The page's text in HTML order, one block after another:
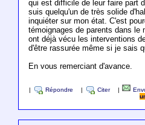
qui est difficile de leur faire part
suis quelqu'un de très solide
inquiéter sur mon état. C'est
témoignages de parents dans le
ont déjà vécu les interventions
d'être rassurée même si je sais
En vous remerciant d'avance.
Répondre Citer